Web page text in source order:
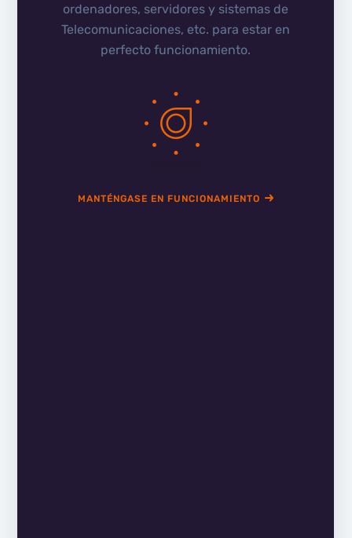
ordenadores, servidores y sistemas de
Telecomunicaciones, etc. para estar en
perfecto funcionamiento.
MANTÉNGASE EN FUNCIONAMIENTO